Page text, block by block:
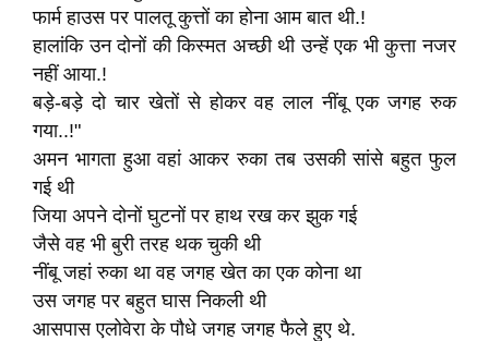
फार्म हाउस पर पालतू कुत्तों का होना आम बात थी.!
हालांकि उन दोनों की किस्मत अच्छी थी उन्हें एक भी कुत्ता नजर
नहीं आया.!
बड़े-बड़े दो चार खेतों से होकर वह लाल नींबू एक जगह रुक
गया..!"
अमन भागता हुआ वहां आकर रुका तब उसकी सांसे बहुत फुल
गई थी
जिया अपने दोनों घुटनों पर हाथ रख कर झुक गई
जैसे वह भी बुरी तरह थक चुकी थी
नींबू जहां रुका था वह जगह खेत का एक कोना था
उस जगह पर बहुत घास निकली थी
आसपास एलोवेरा के पौधे जगह जगह फैले हुए थे.